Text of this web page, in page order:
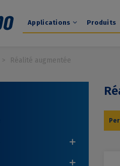
Applications Produits
> Réalité augmentée